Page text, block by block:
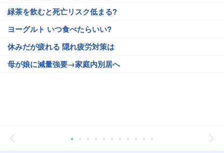
緑茶を飲むと死亡リスク低まる?
ヨーグルト いつ食べたらいい?
休みだが疲れる 隠れ疲労対策は
母が娘に減量強要→家庭内別居へ